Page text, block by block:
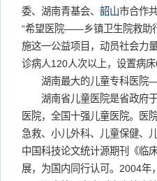
委、湖南青基会、 韶山市合作
“希望医院——乡镇卫生院救助
施这一公益项目，动员社会力
诊病人120人次以上，设置病
湖南最大的儿童专科医院
湖南省儿童医院是省政府于
医院，全国十强儿童医院。医
急救、小儿外科、儿童保健、
中国科技论文统计源期刊《临
展，为国内同行认可。2004年